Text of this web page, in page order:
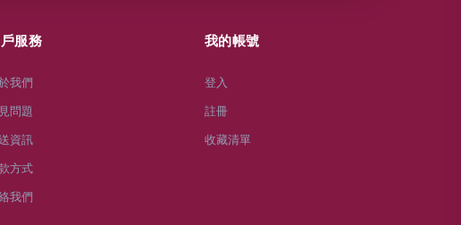
服務
我們
問題
資訊
方式
我們
我的帳號
登入
註冊
收藏清單